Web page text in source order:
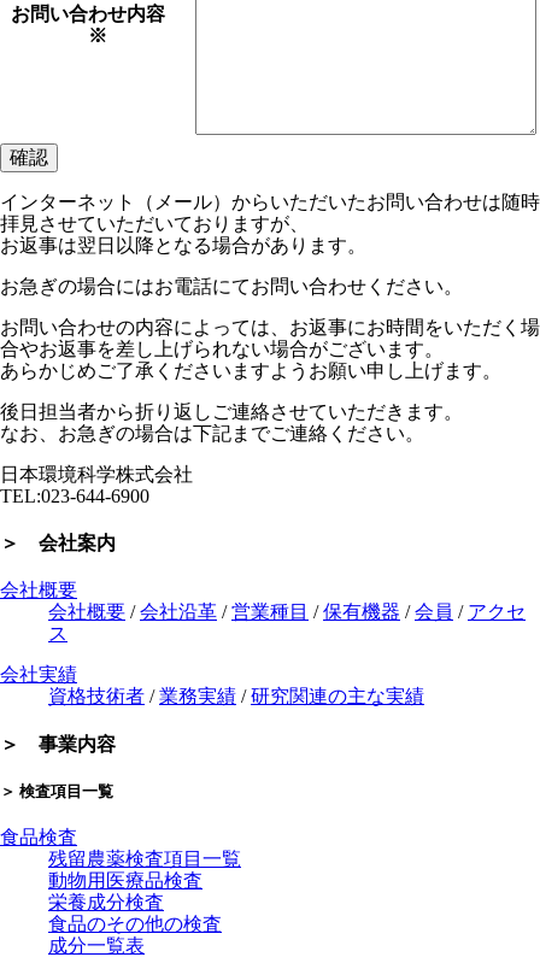
お問い合わせ内容
※
確認
インターネット（メール）からいただいたお問い合わせは随時
拝見させていただいておりますが、
お返事は翌日以降となる場合があります。
お急ぎの場合にはお電話にてお問い合わせください。
お問い合わせの内容によっては、お返事にお時間をいただく場
合やお返事を差し上げられない場合がございます。
あらかじめご了承くださいますようお願い申し上げます。
後日担当者から折り返しご連絡させていただきます。
なお、お急ぎの場合は下記までご連絡ください。
日本環境科学株式会社
TEL:023-644-6900
＞ 会社案内
会社概要
会社概要 /会社沿革 /営業種目 /保有機器 /会員 / アクセ
ス
会社実績
資格技術者 /業務実績 /研究関連の主な実績
＞ 事業内容
＞ 検査項目一覧
食品検査
残留農薬検査項目一覧
動物用医療品検査
栄養成分検査
食品のその他の検査
成分一覧表